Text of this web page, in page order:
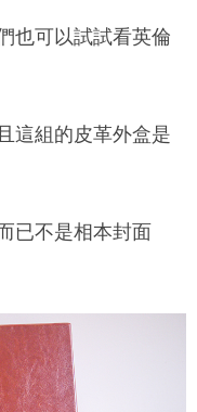
也可以試試看英倫
這組的皮革外盒是
已不是相本封面